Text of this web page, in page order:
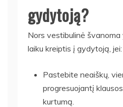
gydytoją?
Nors vestibulinė
laiku kreiptis į gydytoją, jei:
Pastebite neaiškų,
progresuojantį
kurtumą.